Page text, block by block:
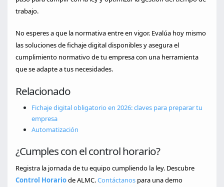
trabajo.
No esperes a que la normativa entre en vigor. Evalúa hoy mismo
las soluciones de fichaje digital disponibles y asegura el
cumplimiento normativo de tu empresa con una herramienta
que se adapte a tus necesidades.
Relacionado
Fichaje digital obligatorio en 2026: claves para preparar tu
empresa
Automatización
¿Cumples con el control horario?
Registra la jornada de tu equipo cumpliendo la ley. Descubre
Control Horariode ALMC.Contáctanos para una demo